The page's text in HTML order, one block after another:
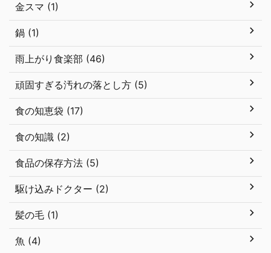
金スマ (1)
鍋 (1)
雨上がり食楽部 (46)
頑固すぎる汚れの落とし方 (5)
食の知恵袋 (17)
食の知識 (2)
食品の保存方法 (5)
駆け込みドクター (2)
髪の毛 (1)
魚 (4)